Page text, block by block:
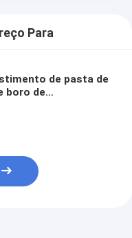
Para
de pasta de
boro de